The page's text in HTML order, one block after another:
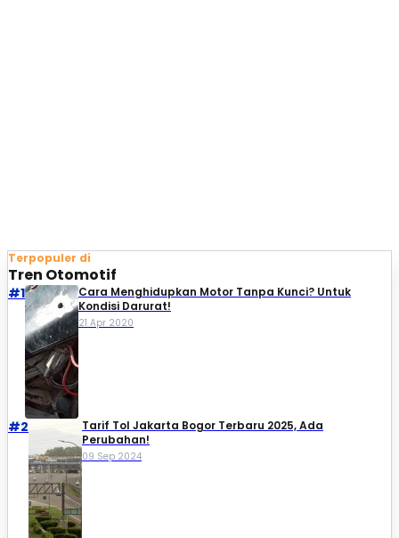
Terpopuler di
Tren Otomotif
#1
Cara Menghidupkan Motor Tanpa Kunci? Untuk
Kondisi Darurat!
21 Apr 2020
#2
Tarif Tol Jakarta Bogor Terbaru 2025, Ada
Perubahan!
09 Sep 2024